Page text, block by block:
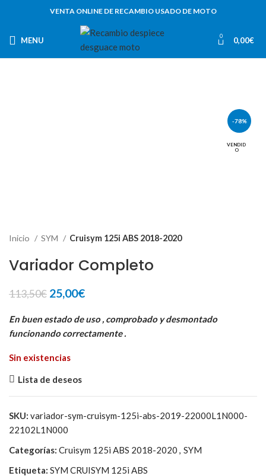
VENTA ONLINE DE RECAMBIO USADO DE MOTO
MENU 0 0,00€
-78%
VENDID
O
Inicio SYM Cruisym 125i ABS 2018-2020
Variador Completo
113,50€ El
original
era:
25,00€El
actual
es:
En buen estado de uso , comprobado y desmontado
funcionando correctamente .
Sin existencias
Lista de deseos
SKU: variador-sym-cruisym-125i-abs-2019-22000L1N000-
22102L1N000
Categorías: Cruisym 125i ABS 2018-2020 , SYM
Etiqueta: SYM CRUISYM 125i ABS